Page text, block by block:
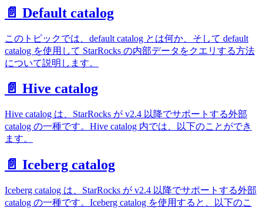
📄️ Default catalog
このトピックでは、default catalog とは何か、そして default
catalog を使用して StarRocks の内部データをクエリする方法
について説明します。
📄️ Hive catalog
Hive catalog は、StarRocks が v2.4 以降でサポートする外部
catalog の一種です。Hive catalog 内では、以下のことができ
ます。
📄️ Iceberg catalog
Iceberg catalog は、StarRocks が v2.4 以降でサポートする外部
catalog の一種です。Iceberg catalog を使用すると、以下のこ